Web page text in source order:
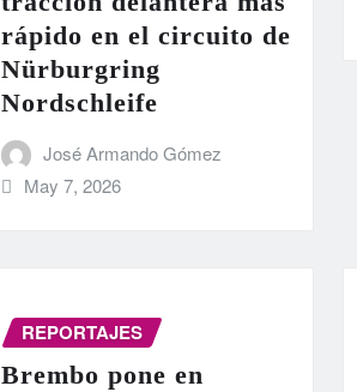
rápido en el circuito de
Nürburgring
Nordschleife
José Armando Gómez
May 7, 2026
REPORTAJES
Brembo pone en